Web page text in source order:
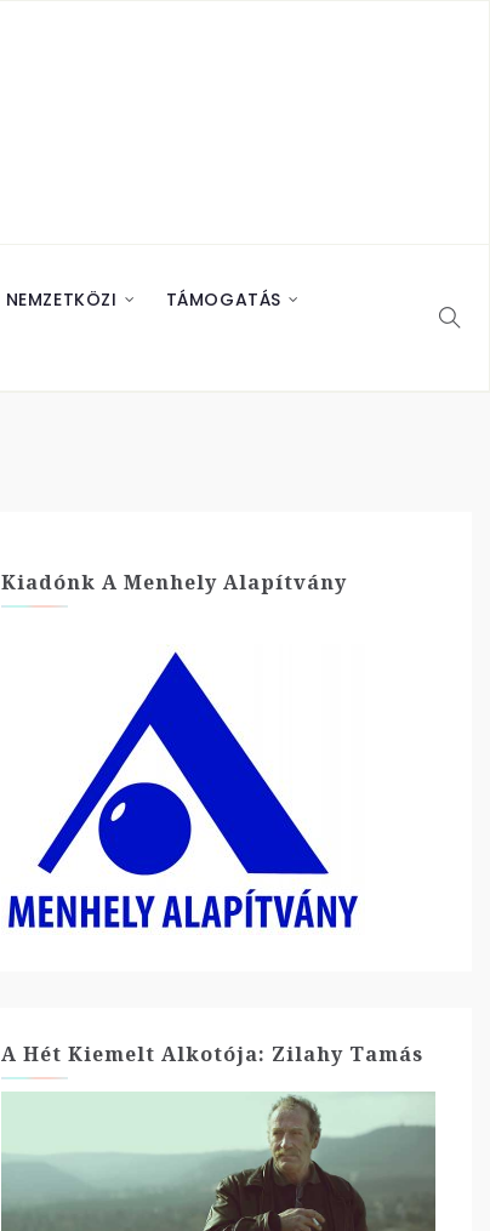
NEMZETKÖZI TÁMOGATÁS
Kiadónk A Menhely Alapítvány
A Hét Kiemelt Alkotója: Zilahy Tamás